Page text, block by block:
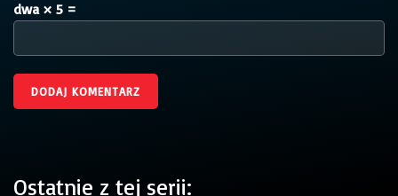
dwa × 5 =
Ostatnie z tej serii: